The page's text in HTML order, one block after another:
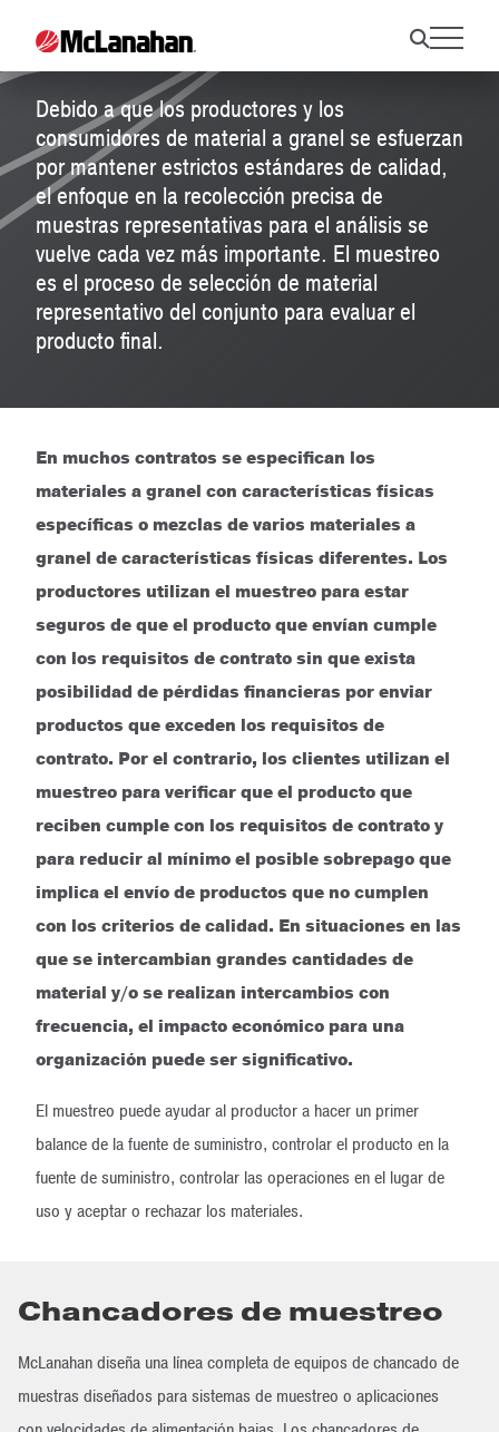
Muestreo
Debido a que los productores y los
consumidores de material a granel se esfuerzan
por mantener estrictos estándares de calidad,
el enfoque en la recolección precisa de
muestras representativas para el análisis se
vuelve cada vez más importante. El muestreo
es el proceso de selección de material
representativo del conjunto para evaluar el
producto final.
En muchos contratos se especifican los
materiales a granel con características físicas
específicas o mezclas de varios materiales a
granel de características físicas diferentes. Los
productores utilizan el muestreo para estar
seguros de que el producto que envían cumple
con los requisitos de contrato sin que exista
posibilidad de pérdidas financieras por enviar
productos que exceden los requisitos de
contrato. Por el contrario, los clientes utilizan el
muestreo para verificar que el producto que
reciben cumple con los requisitos de contrato y
para reducir al mínimo el posible sobrepago que
implica el envío de productos que no cumplen
con los criterios de calidad. En situaciones en las
que se intercambian grandes cantidades de
material y/o se realizan intercambios con
frecuencia, el impacto económico para una
organización puede ser significativo.
El muestreo puede ayudar al productor a hacer un primer
balance de la fuente de suministro, controlar el producto en la
fuente de suministro, controlar las operaciones en el lugar de
uso y aceptar o rechazar los materiales.
Chancadores de muestreo
McLanahan diseña una línea completa de equipos de chancado de
muestras diseñados para sistemas de muestreo o aplicaciones